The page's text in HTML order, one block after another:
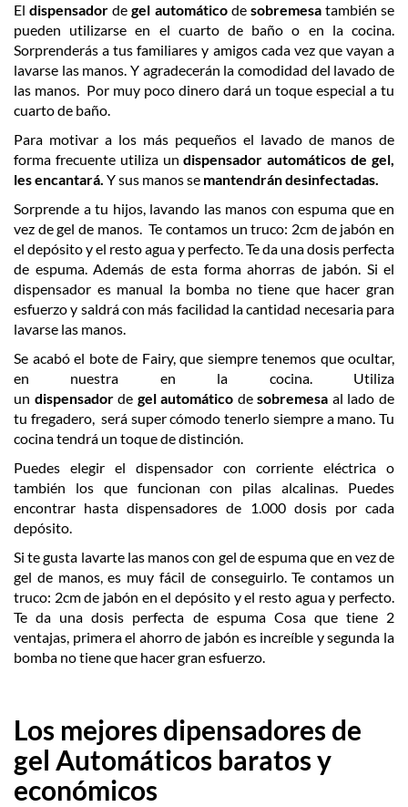
Eldispensador degel automáticode sobremesatambién se
pueden utilizarse en el cuarto de baño o en la cocina.
Sorprenderás a tus familiares y amigos cada vez que vayan a
lavarse las manos. Y agradecerán la comodidad del lavado de
las manos. Por muy poco dinero dará un toque especial a tu
cuarto de baño.
Para motivar a los más pequeños el lavado de manos de
forma frecuente utiliza undispensador automáticos de gel,
les encantará. Y sus manos se mantendrán desinfectadas.
Sorprende a tu hijos, lavando las manos con espuma que en
vez de gel de manos. Te contamos un truco: 2cm de jabón en
el depósito y el resto agua y perfecto. Te da una dosis perfecta
de espuma. Además de esta forma ahorras de jabón. Si el
dispensador es manual la bomba no tiene que hacer gran
esfuerzo y saldrá con más facilidad la cantidad necesaria para
lavarse las manos.
Se acabó el bote de Fairy, que siempre tenemos que ocultar,
en nuestra en la cocina. Utiliza
un dispensadorde gel automático desobremesa al lado de
tu fregadero, será super cómodo tenerlo siempre a mano. Tu
cocina tendrá un toque de distinción.
Puedes elegir el dispensador con corriente eléctrica o
también los que funcionan con pilas alcalinas. Puedes
encontrar hasta dispensadores de 1.000 dosis por cada
depósito.
Si te gusta lavarte las manos con gel de espuma que en vez de
gel de manos, es muy fácil de conseguirlo. Te contamos un
truco: 2cm de jabón en el depósito y el resto agua y perfecto.
Te da una dosis perfecta de espuma Cosa que tiene 2
ventajas, primera el ahorro de jabón es increíble y segunda la
bomba no tiene que hacer gran esfuerzo.
Los mejores dipensadores de
gel Automáticos baratos y
económicos